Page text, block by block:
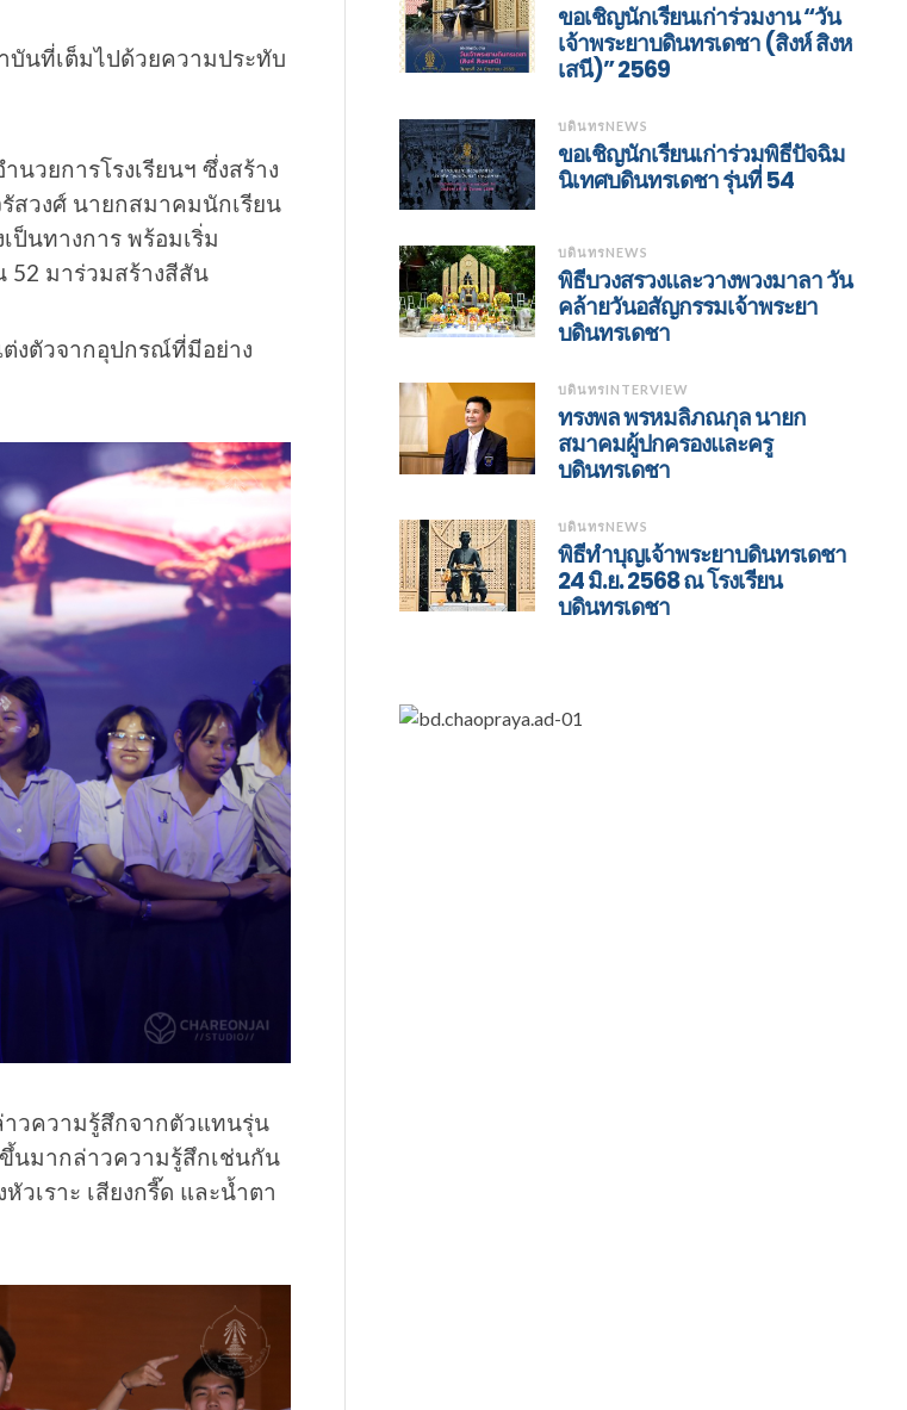
วยการโรงเรียนฯ ซึ่งสร้าง
สวงศ์ นายกสมาคมนักเรียน
ป็นทางการ พร้อมเริ่ม
52 มาร่วมสร้างสีสัน
ต่งตัวจากอุปกรณ์ที่มีอย่าง
าวความรู้สึกจากตัวแทนรุ่น
นมากล่าวความรู้สึกเช่นกัน
วเราะ เสียงกรี๊ด และน้ำตา
ขอเชิญนักเรียนเก่าร่วมงาน “วัน
เจ้าพระยาบดินทรเดชา (สิงห์ สิงห
เสนี)” 2569
บดินทรNEWS
ขอเชิญนักเรียนเก่าร่วมพิธีปัจฉิม
นิเทศบดินทรเดชา รุ่นที่ 54
บดินทรNEWS
พิธีบวงสรวงและวางพวงมาลา วัน
คล้ายวันอสัญกรรมเจ้าพระยา
บดินทรเดชา
บดินทรINTERVIEW
ทรงพล พรหมลิภณกุล นายก
สมาคมผู้ปกครองและครู
บดินทรเดชา
บดินทรNEWS
พิธีทำบุญเจ้าพระยาบดินทรเดชา
24 มิ.ย. 2568 ณ โรงเรียน
บดินทรเดชา